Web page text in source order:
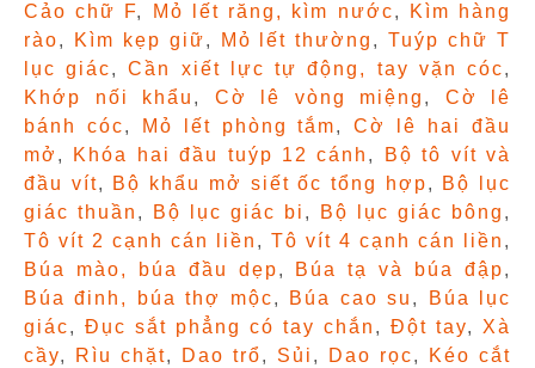
Cảo chữ F, Mỏ lết răng, kìm nước,
Kìm hàng
rào, Kìm kẹp giữ, Mỏ lết thường ,Tuýp chữ T
lục giác,Cần xiết lực tự động, tay vặn cóc,
Khớp nối khẩu , Cờ lê vòng miệng , Cờ lê
bánh cóc, Mỏ lết phòng tắm,Cờ lê hai đầu
mở , Khóa hai đầu tuýp 12 cánh ,
Bộ tô vít và
đầu vít, Bộ khẩu mở siết ốc tổng hợp, Bộ lục
giác thuần , Bộ lục giác bi , Bộ lục giác bông ,
Tô vít 2 cạnh cán liền , Tô vít 4 cạnh cán liền ,
Búa mào, búa đầu dẹp, Búa tạ và búa đập,
Búa đinh, búa thợ mộc, Búa cao su ,
Búa lục
giác, Đục sắt phẳng có tay chắn , Đột tay, Xà
cầy, Rìu chặt, Dao trổ, Sủi , Dao rọc,
Kéo cắt